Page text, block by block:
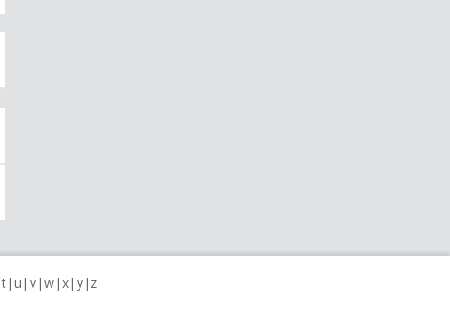
t u v w x y z